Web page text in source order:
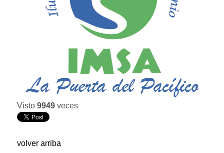
Visto 9949 veces
volver arriba